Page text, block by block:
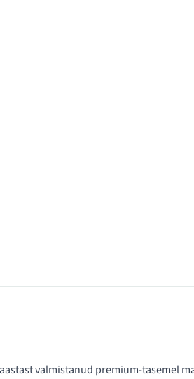
valmistanud premium-tasemel